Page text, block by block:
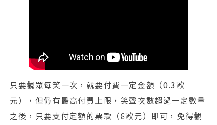
只要觀眾每笑一次，就要付費一定金額（0.3歐
元），但仍有最高付費上限，笑聲次數超過一定數量
之後，只要支付定額的票款（8歐元）即可，免得觀